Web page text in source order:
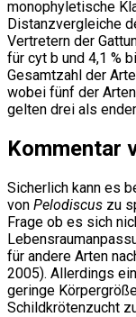
monophyletische
Distanzvergleiche
Vertretern der
für cyt b und 4,1 %
Gesamtzahl der
wobei fünf der
gelten drei als
Kommentar
Sicherlich kann es
von Pelodiscus zu
Frage ob es sich
für andere Arten
2005). Allerdings
geringe
Schildkrötenzucht